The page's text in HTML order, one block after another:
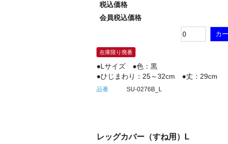
税込価格
会員税込価格
在庫限り廃番
●Lサイズ ●色：黒
●ひじまわり：25～32cm ●丈：29cm
品番 SU-0276B_L
レッグカバー（すね用）L